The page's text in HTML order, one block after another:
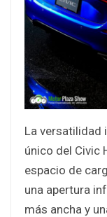
La versatilidad
único del Civic
espacio de
una apertura
más ancha y